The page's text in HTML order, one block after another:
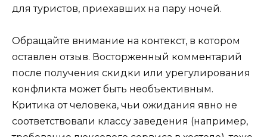
для туристов, приехавших на пару ночей.
Обращайте внимание на контекст, в котором
оставлен отзыв. Восторженный комментарий
после получения скидки или урегулирования
конфликта может быть необъективным.
Критика от человека, чьи ожидания явно не
соответствовали классу заведения (например,